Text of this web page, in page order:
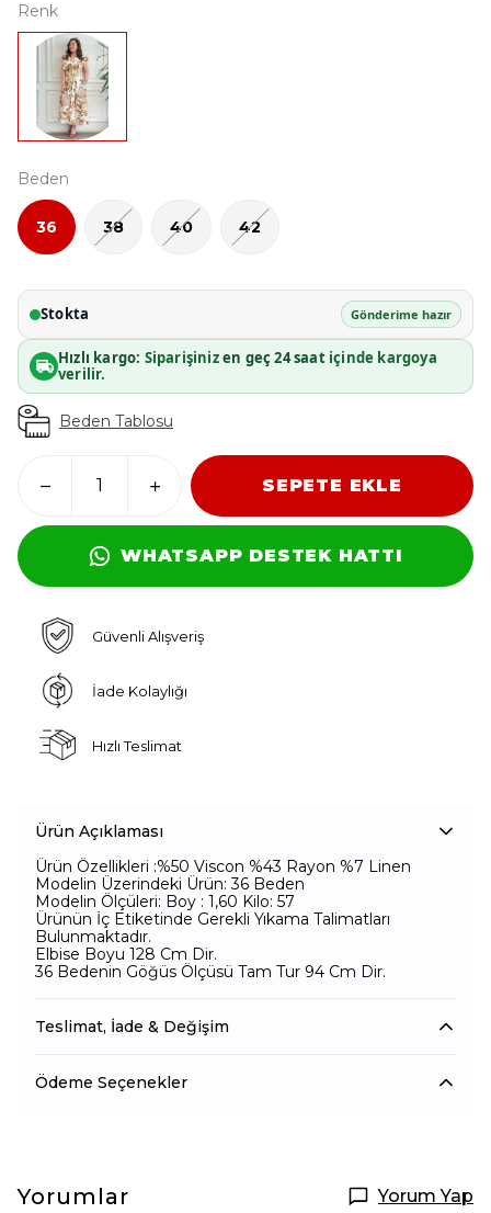
Renk
Beden
36 38 40 42
Stokta Gönderime hazır
Hızlı kargo: Siparişinizen geç 24 saatiçinde kargoya
verilir.
Beden Tablosu
SEPETE EKLE
WHATSAPP DESTEK HATTI
Güvenli Alışveriş
İade Kolaylığı
Hızlı Teslimat
Ürün Açıklaması
Ürün Özellikleri :%50 Viscon %43 Rayon %7 Linen
Modelin Üzerindeki Ürün: 36 Beden
Modelin Ölçüleri: Boy : 1,60 Kilo: 57
Ürünün İç Etiketinde Gerekli Yıkama Talimatları
Bulunmaktadır.
Elbise Boyu 128 Cm Dir.
36 Bedenin Göğüs Ölçüsü Tam Tur 94 Cm Dir.
Teslimat, İade & Değişim
Ödeme Seçenekler
Yorumlar Yorum Yap